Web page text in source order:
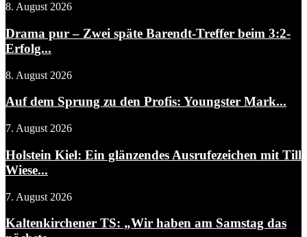
8. August 2026
Drama pur – Zwei späte Barendt-Treffer beim 3:2-
Erfolg...
8. August 2026
Auf dem Sprung zu den Profis: Youngster Mark...
7. August 2026
Holstein Kiel: Ein glänzendes Ausrufezeichen mit Till
Wiese...
7. August 2026
Kaltenkirchener TS: „Wir haben am Samstag das